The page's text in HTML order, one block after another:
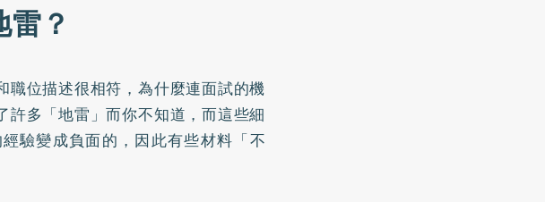
？
位描述很相符，為什麼連面試的機
多「地雷」而你不知道，而這些細
驗變成負面的，因此有些材料「不